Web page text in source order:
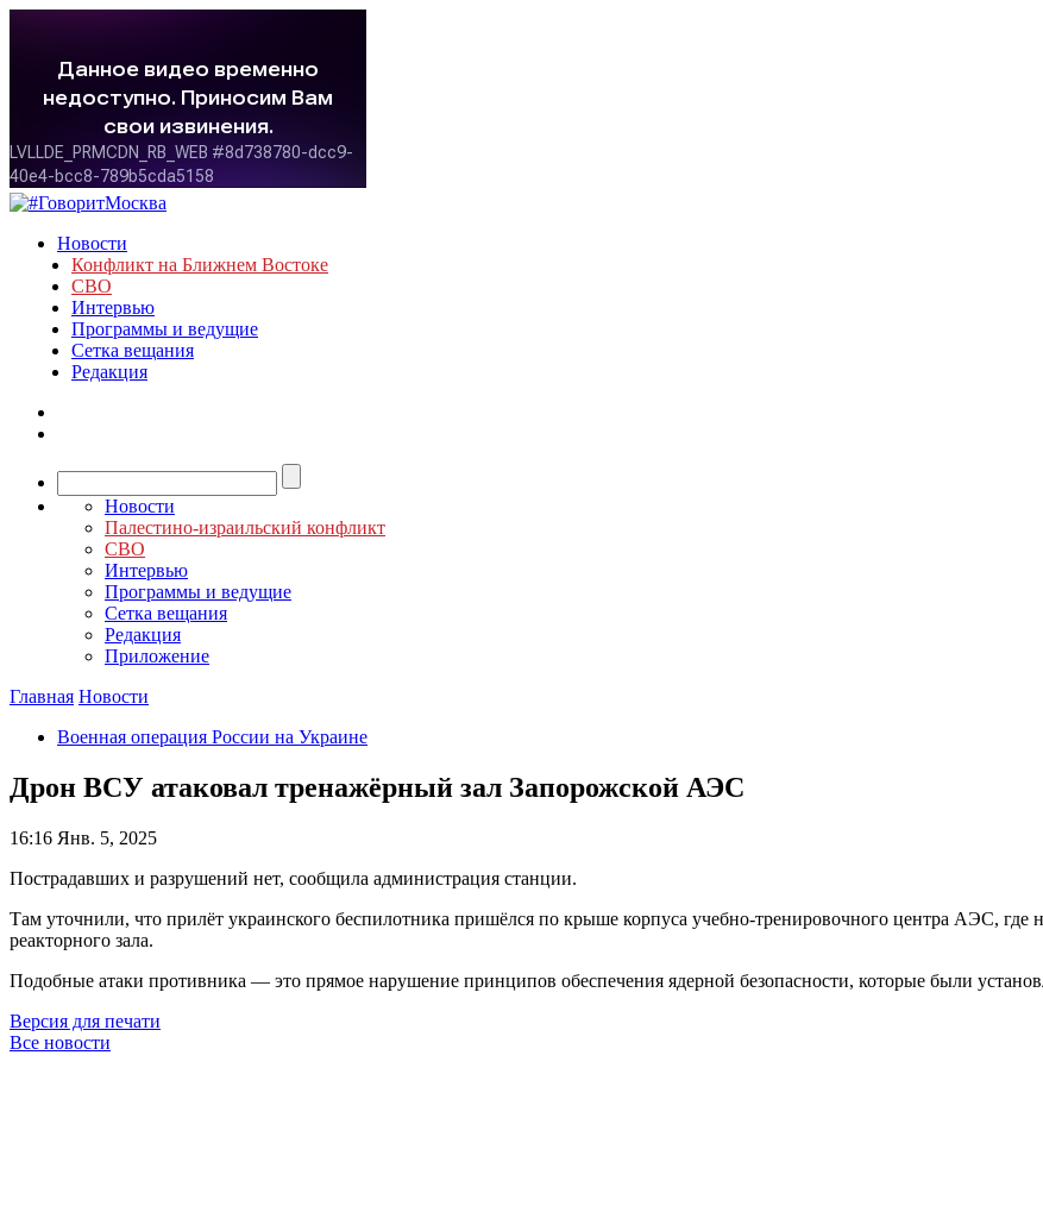
Новости
Конфликт на Ближнем Востоке
СВО
Интервью
Программы и ведущие
Сетка вещания
Редакция
Новости
Палестино-израильский конфликт
СВО
Интервью
Программы и ведущие
Сетка вещания
Редакция
Приложение
Главная Новости
Военная операция России на Украине
Дрон ВСУ атаковал тренажёрный зал Запорожской АЭС
16:16 Янв. 5, 2025
Пострадавших и разрушений нет, сообщила администрация станции.
Там уточнили, что прилёт украинского беспилотника пришёлся по крыше корпуса учебно-тренировочного центра АЭС,
реакторного зала.
Подобные атаки противника — это прямое нарушение принципов обеспечения ядерной безопасности, которые были
Версия для печати
Все новости